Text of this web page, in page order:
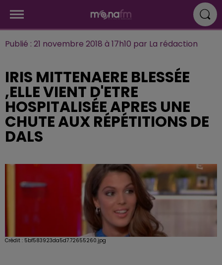
Publié : 21 novembre 2018 à 17h10 par La rédaction
IRIS MITTENAERE BLESSÉE
,ELLE VIENT D'ETRE
HOSPITALISÉE APRES UNE
CHUTE AUX RÉPÉTITIONS DE
DALS
Crédit : 5bf583923da5d7.72655260.jpg